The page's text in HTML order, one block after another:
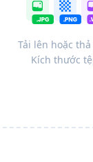
Tải lên hoặc
Kích thước